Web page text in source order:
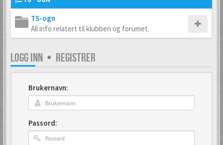
TS-ogn
All info relatert til klubben og forumet.
LOGG INN • REGISTRER
Brukernavn:
Passord: